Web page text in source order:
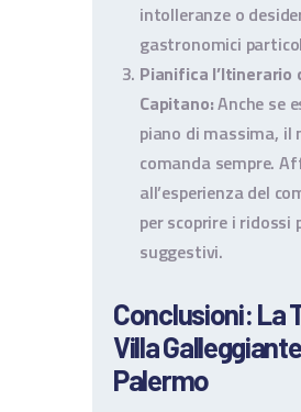
intolleranze o
gastronomici
Pianifica l’Itinerario
Capitano:Anche se
piano di massima, il
comanda sempre.
all’esperienza del
per scoprire i ridossi
suggestivi.
Conclusioni: La
Villa
Palermo